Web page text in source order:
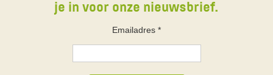
je in voor onze nieuwsbrief.
Emailadres *